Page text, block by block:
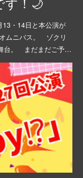
す！🌙
・14日と本公演が
ムニバス。 ゾクリ
台。 まだまだご予…